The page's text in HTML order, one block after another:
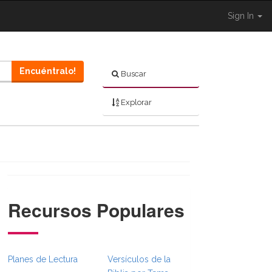
Sign In
Buscar
Explorar
Encuéntralo!
}} }}
Recursos Populares
Planes de Lectura
Versículos de la